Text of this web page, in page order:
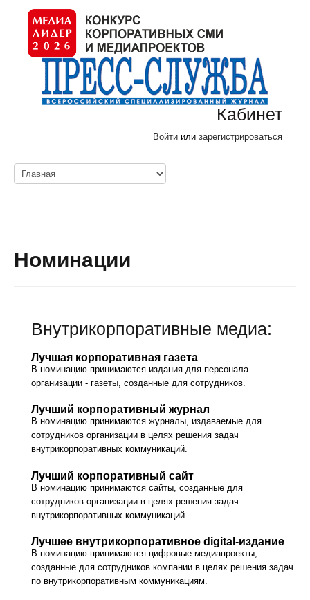
Кабинет
Войти или зарегистрироваться
Номинации
Внутрикорпоративные медиа:
Лучшая корпоративная газета
В номинацию принимаются издания для персонала
организации - газеты, созданные для сотрудников.
Лучший корпоративный журнал
В номинацию принимаются журналы, издаваемые для
сотрудников организации в целях решения задач
внутрикорпоративных коммуникаций.
Лучший корпоративный сайт
В номинацию принимаются сайты, созданные для
сотрудников организации в целях решения задач
внутрикорпоративных коммуникаций.
Лучшее внутрикорпоративное digital-издание
В номинацию принимаются цифровые медиапроекты,
созданные для сотрудников компании в целях решения задач
по внутрикорпоративным коммуникациям.